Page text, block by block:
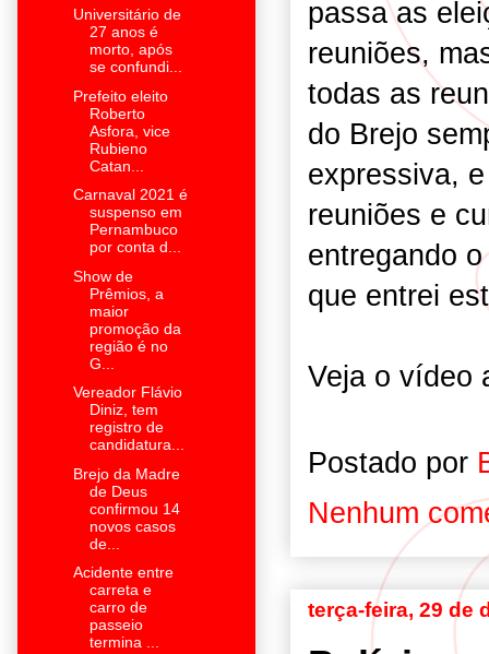
passa as
reuniões,
todas as
do Brejo
expressiva,
reuniões e
entregando
que entrei
Veja o vídeo
Postado por
Nenhum
terça-feira, 29 de
Universitário de
27 anos é
morto, após
se confundi...
Prefeito eleito
Roberto
Asfora, vice
Rubieno
Catan...
Carnaval 2021 é
suspenso em
Pernambuco
por conta d...
Show de
Prêmios, a
maior
promoção da
região é no
G...
Vereador Flávio
Diniz, tem
registro de
candidatura...
Brejo da Madre
de Deus
confirmou 14
novos casos
de...
Acidente entre
carreta e
carro de
passeio
termina ...